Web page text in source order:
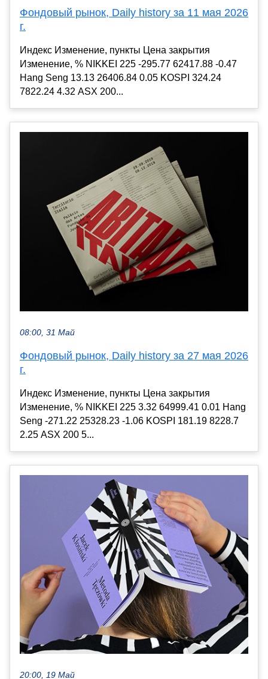
Фондовый рынок, Daily history за 11 мая 2026
г.
Индекс Изменение, пункты Цена закрытия
Изменение, % NIKKEI 225 -295.77 62417.88 -0.47
Hang Seng 13.13 26406.84 0.05 KOSPI 324.24
7822.24 4.32 ASX 200...
08:00, 31 Май
Фондовый рынок, Daily history за 27 мая 2026
г.
Индекс Изменение, пункты Цена закрытия
Изменение, % NIKKEI 225 3.32 64999.41 0.01 Hang
Seng -271.22 25328.23 -1.06 KOSPI 181.19 8228.7
2.25 ASX 200 5...
20:00, 19 Май